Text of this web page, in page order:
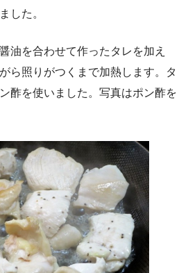
した。
油を合わせて作ったタレを加え
ら照りがつくまで加熱します。タ
酢を使いました。写真はポン酢を